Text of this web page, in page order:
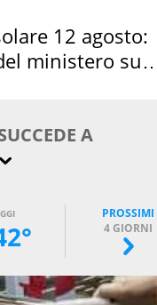
12 agosto:
ministero su